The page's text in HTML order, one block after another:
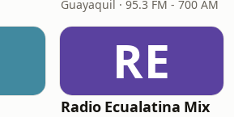
Guayaquil · 95.3 FM - 700 AM
RE
Radio Ecualatina Mix